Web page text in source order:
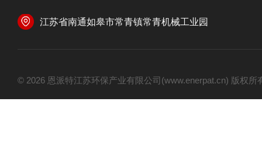
江苏省南通如皋市常青镇常青机械工业园
© 2026 恩派特江苏环保产业有限公司(www.enerpat.cn) 版权